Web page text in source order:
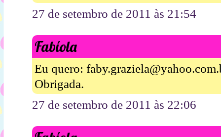
27 de setembro de 2011 às 21:54
Fabíola
Eu quero:
Obrigada.
27 de setembro de 2011 às 22:06